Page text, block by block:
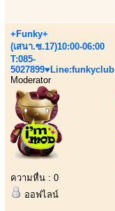
+Funky+
(เสนา.ซ.17)10:00-06:00
T:085-
5027899♥Line:funkyclub
Moderator
ความหื่น : 0
ออฟไลน์